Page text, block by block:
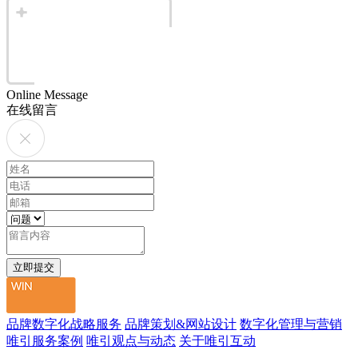
Online Message
在线留言
品牌数字化战略服务 品牌策划&网站设计 数字化管理与营销
唯引服务案例 唯引观点与动态 关于唯引互动